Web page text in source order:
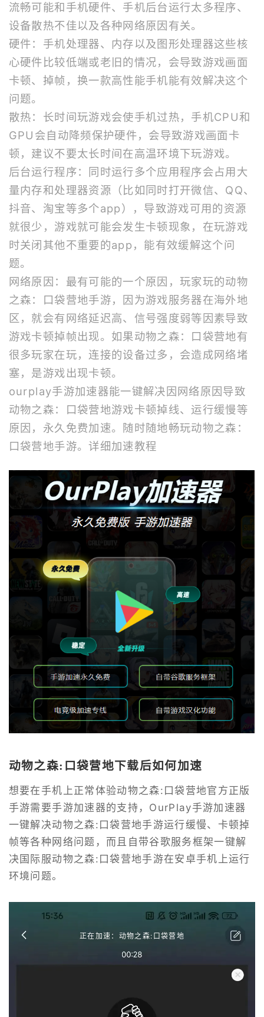
流畅可能和手机硬件、手机后台运行太多程序、
设备散热不佳以及各种网络原因有关。
硬件：手机处理器、内存以及图形处理器这些核
心硬件比较低端或老旧的情况，会导致游戏画面
卡顿、掉帧，换一款高性能手机能有效解决这个
问题。
散热：长时间玩游戏会使手机过热，手机CPU和
GPU会自动降频保护硬件，会导致游戏画面卡
顿，建议不要太长时间在高温环境下玩游戏。
后台运行程序：同时运行多个应用程序会占用大
量内存和处理器资源（比如同时打开微信、QQ、
抖音、淘宝等多个app），导致游戏可用的资源
就很少，游戏就可能会发生卡顿现象，在玩游戏
时关闭其他不重要的app，能有效缓解这个问
题。
网络原因：最有可能的一个原因，玩家玩的动物
之森：口袋营地手游，因为游戏服务器在海外地
区，就会有网络延迟高、信号强度弱等因素导致
游戏卡顿掉帧出现。如果动物之森：口袋营地有
很多玩家在玩，连接的设备过多，会造成网络堵
塞，是游戏出现卡顿。
ourplay手游加速器能一键解决因网络原因导致
动物之森：口袋营地游戏卡顿掉线、运行缓慢等
原因，永久免费加速。随时随地畅玩动物之森：
口袋营地手游。详细加速教程
动物之森:口袋营地下载后如何加速
想要在手机上正常体验动物之森:口袋营地官方正版
手游需要手游加速器的支持，OurPlay手游加速器
一键解决动物之森:口袋营地手游运行缓慢、卡顿掉
帧等各种网络问题，而且自带谷歌服务框架一键解
决国际服动物之森:口袋营地手游在安卓手机上运行
环境问题。
正在加速：动物之森:口袋营地